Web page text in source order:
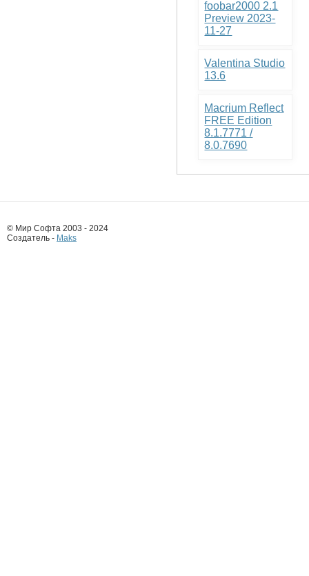
foobar2000 2.1
Preview 2023-
11-27
Valentina Studio
13.6
Macrium Reflect
FREE Edition
8.1.7771 /
8.0.7690
© Мир Софта 2003 - 2024
Создатель - Maks